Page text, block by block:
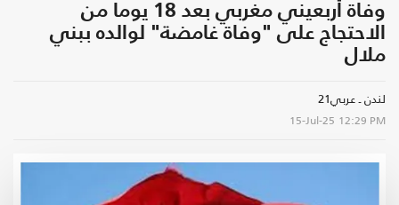
وفاة أربعيني مغربي بعد 18 يوما من
الاحتجاج على "وفاة غامضة" لوالده ببني
ملال
لندن ـ عربي21
15-Jul-25 12:29 PM